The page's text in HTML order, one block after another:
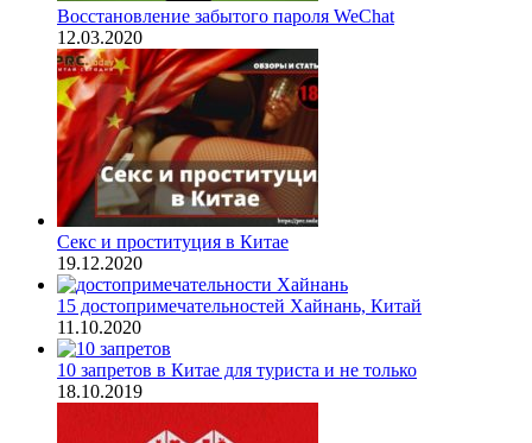
Восстановление забытого пароля WeChat
12.03.2020
Секс и проституция в Китае
19.12.2020
15 достопримечательностей Хайнань, Китай
11.10.2020
10 запретов в Китае для туриста и не только
18.10.2019